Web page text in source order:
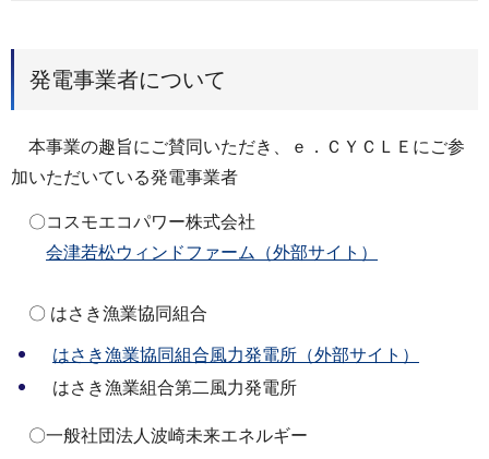
発電事業者について
本事業の趣旨にご賛同いただき、ｅ．ＣＹＣＬＥにご参
加いただいている発電事業者
〇コスモエコパワー株式会社
会津若松ウィンドファーム（外部サイト）
〇 はさき漁業協同組合
はさき漁業協同組合風力発電所（外部サイト）
はさき漁業組合第二風力発電所
〇一般社団法人波崎未来エネルギー